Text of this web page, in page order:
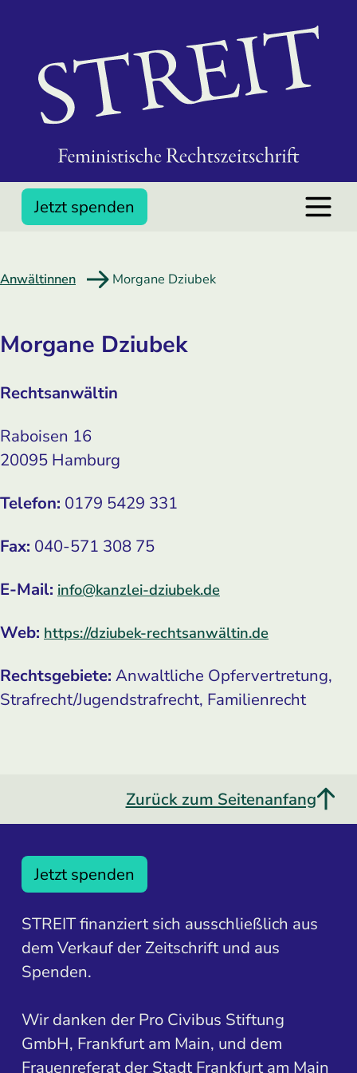
Jetzt spenden
Anwältinnen Morgane Dziubek
Morgane Dziubek
Rechtsanwältin
Raboisen 16
20095 Hamburg
Telefon: 0179 5429 331
Fax: 040-571 308 75
E-Mail: info@kanzlei-dziubek.de
Web: https://dziubek-rechtsanwältin.de
Rechtsgebiete: Anwaltliche Opfervertretung,
Strafrecht/Jugendstrafrecht, Familienrecht
Zurück zum Seitenanfang
Jetzt spenden
STREIT finanziert sich ausschließlich aus
dem Verkauf der Zeitschrift und aus
Spenden.
Wir danken der Pro Civibus Stiftung
GmbH, Frankfurt am Main, und dem
Frauenreferat der Stadt Frankfurt am Main